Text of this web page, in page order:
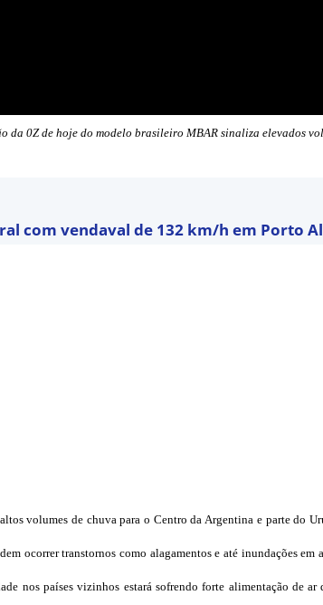
da 0Z de hoje do modelo brasileiro MBAR sinaliza elevados
com vendaval de 132 km/h em Porto
volumes de chuva para o Centro da Argentina e parte do
ocorrer transtornos como alagamentos e até inundações
nos países vizinhos estará sofrendo forte alimentação de